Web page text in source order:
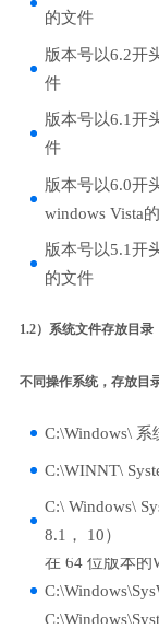
的文件
版本号以6.2开
件
版本号以6.1开
件
版本号以6.0开
windows Vista
版本号以5.1开
的文件
1.2）系统文件存放目录
不同操作系统，存放目
C:\Windows\ 系
C:\WINNT\
C:\ Windows\
8.1， 10）
在 64 位版本的